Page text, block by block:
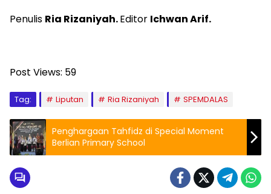
Penulis Ria Rizaniyah.Editor Ichwan Arif.
Post Views: 59
Tag: Liputan Ria Rizaniyah SPEMDALAS
Penghargaan Tahfidz di Special Moment
Berlian Primary School